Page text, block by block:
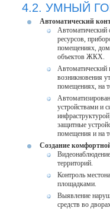
4.2. УМНЫЙ
Автоматический
Автоматический
ресурсов,
помещениях,
объектов ЖКХ.
Автоматический
возникновения
помещениях, на
устройствами и
защитные
помещения и на
Создание
территорий.
Контроль
площадками.
Выявление
средств во